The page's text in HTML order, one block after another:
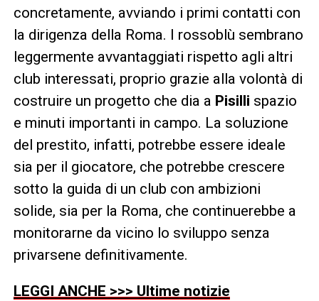
concretamente, avviando i primi contatti con
la dirigenza della Roma. I rossoblù sembrano
leggermente avvantaggiati rispetto agli altri
club interessati, proprio grazie alla volontà di
costruire un progetto che dia a Pisilli spazio
e minuti importanti in campo. La soluzione
del prestito, infatti, potrebbe essere ideale
sia per il giocatore, che potrebbe crescere
sotto la guida di un club con ambizioni
solide, sia per la Roma, che continuerebbe a
monitorarne da vicino lo sviluppo senza
privarsene definitivamente.
LEGGI ANCHE >>> Ultime notizie